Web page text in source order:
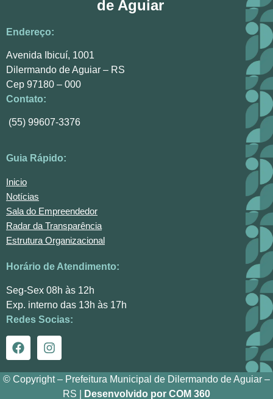
de Aguiar
Endereço:
Avenida Ibicuí, 1001
Dilermando de Aguiar – RS
Cep 97180 – 000
Contato:
(55) 99607-3376
Guia Rápido:
Inicio
Notícias
Sala do Empreendedor
Radar da Transparência
Estrutura Organizacional
Horário de Atendimento:
Seg-Sex 08h às 12h
Exp. interno das 13h às 17h
Redes Socias:
© Copyright – Prefeitura Municipal de Dilermando de Aguiar –
RS |
Desenvolvido por COM 360